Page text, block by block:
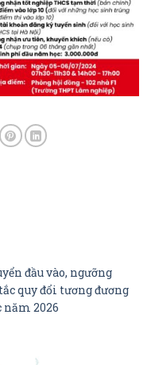
đầu vào, ngưỡng
quy đổi tương đương
2026